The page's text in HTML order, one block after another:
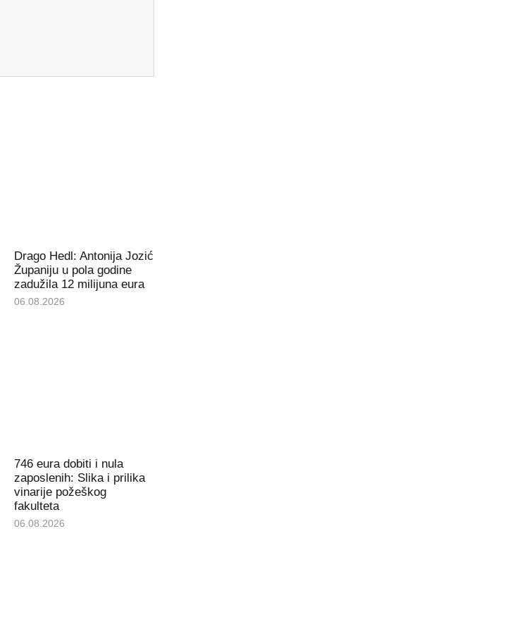
Drago Hedl: Antonija Jozić
Županiju u pola godine
zadužila 12 milijuna eura
06.08.2026
746 eura dobiti i nula
zaposlenih: Slika i prilika
vinarije požeškog
fakulteta
06.08.2026